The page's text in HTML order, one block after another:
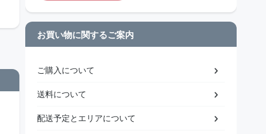
お買い物に関するご案内
ご購入について
送料について
配送予定とエリアについて